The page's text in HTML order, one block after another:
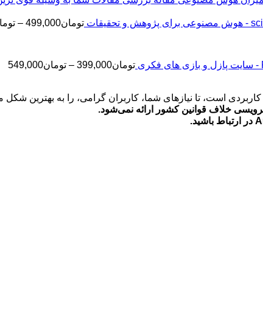
تومان499,000
–
تومان399,000
– تومان549,000
تا
است، تا نیازهای شما، کاربران گرامی، را به بهترین شکل
خلاف قوانین کشور ارائه نمی‌شود.